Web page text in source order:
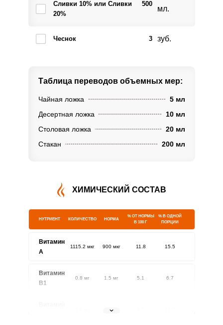
Сливки 10% или Сливки
20%
500
мл.
Чеснок 3 зуб.
Таблица переводов объемных мер:
Чайная ложка
5 мл
Десертная ложка
10 мл
Столовая ложка
20 мл
Стакан
200 мл
ХИМИЧЕСКИЙ СОСТАВ
НУТРИЕНТ КОЛИЧЕСТВО НОРМА
% ОТ НОРМЫ
В 100 Г
% В ОДНОЙ
ПОРЦИИ
Витамин
A
1115.2 мкг 900 мкг 11.8 15.5
Витамин
В1
0.8 мг 1.5 мг 5.1 6.7
1.8 мг